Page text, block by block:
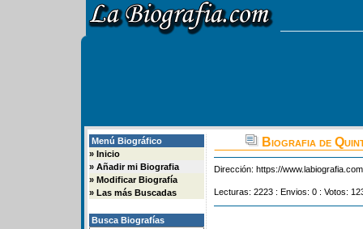
Menú Biográfico
» Inicio
» Añadir mi Biografia
» Modificar Biografía
» Las más Buscadas
Busca Biografías
Biografia de
Dirección: https://
Lecturas: 2223 : Envios: 0 : Votos: